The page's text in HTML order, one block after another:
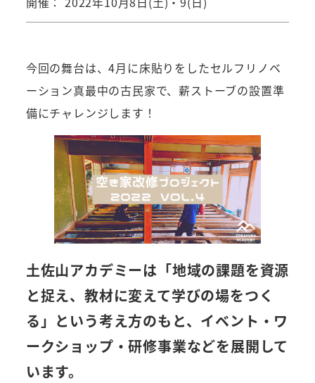
今回の舞台は、4月に床貼りをしたセルフリノベ
ーション真最中の古民家で、薪ストーブの設置準
備にチャレンジします！
土佐山アカデミーは「地域の課題を資源
と捉え、教材に変えて学びの場をつく
る」という考え方のもと、イベント・ワ
ークショップ・研修事業などを展開して
います。